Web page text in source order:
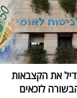
את הקצבאות
לזכאים